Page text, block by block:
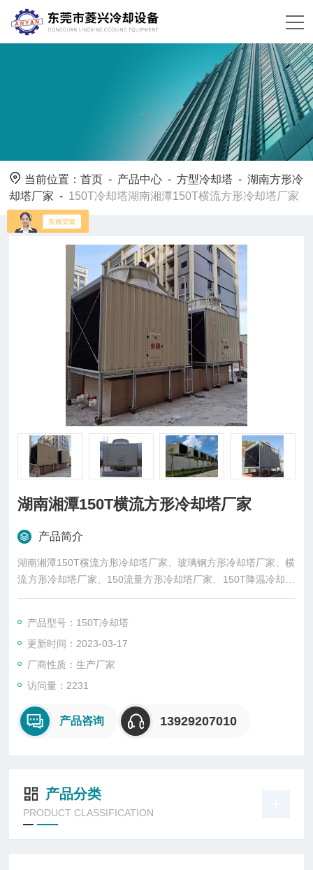
当前位置：首页 - 产品中心 -方型冷却塔 -湖南方形冷
却塔厂家 - 150T冷却塔湖南湘潭150T横流方形冷却塔厂家
湖南湘潭150T横流方形冷却塔厂家
产品简介
湖南湘潭150T横流方形冷却塔厂家、玻璃钢方形冷却塔厂家、横
流方形冷却塔厂家、150流量方形冷却塔厂家、150T降温冷却塔
厂家、东莞市菱兴冷却设备有限公司（安研牌）冷却塔厂家生
产品型号：150T冷却塔
更新时间：2023-03-17
厂商性质：生产厂家
访问量：2231
产品咨询 13929207010
产品分类
PRODUCT CLASSIFICATION